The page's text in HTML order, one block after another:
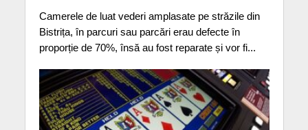
Camerele de luat vederi amplasate pe străzile din
Bistrița, în parcuri sau parcări erau defecte în
proporție de 70%, însă au fost reparate și vor fi...